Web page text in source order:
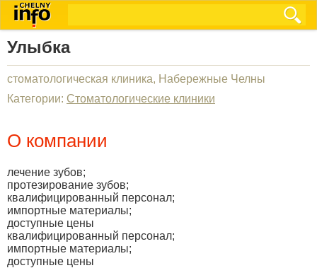
Улыбка
стоматологическая клиника, Набережные Челны
Категории: Стоматологические клиники
О компании
лечение зубов;
протезирование зубов;
квалифицированный персонал;
импортные материалы;
доступные цены
квалифицированный персонал;
импортные материалы;
доступные цены